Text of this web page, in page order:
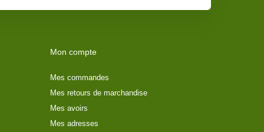
Mon compte
Mes commandes
Mes retours de marchandise
Mes avoirs
Mes adresses